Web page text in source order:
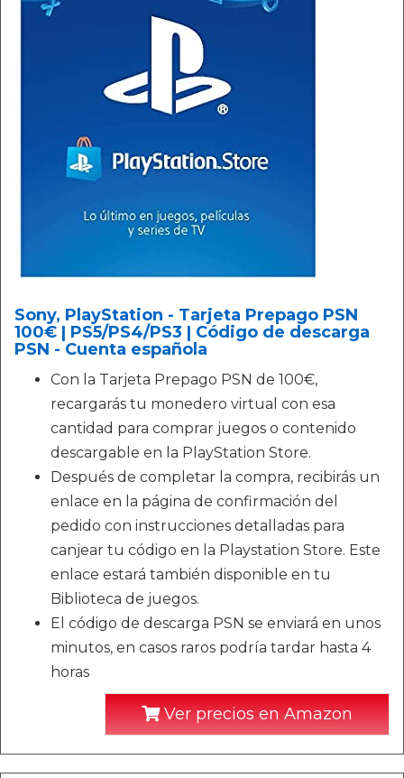
Sony, PlayStation - Tarjeta Prepago PSN
100€ | PS5/PS4/PS3 | Código de descarga
PSN - Cuenta española
Con la Tarjeta Prepago PSN de 100€,
recargarás tu monedero virtual con esa
cantidad para comprar juegos o contenido
descargable en la PlayStation Store.
Después de completar la compra, recibirás un
enlace en la página de confirmación del
pedido con instrucciones detalladas para
canjear tu código en la Playstation Store. Este
enlace estará también disponible en tu
Biblioteca de juegos.
El código de descarga PSN se enviará en unos
minutos, en casos raros podría tardar hasta 4
horas
Ver precios en Amazon